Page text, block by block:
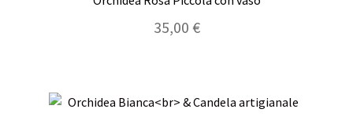
35,00 €